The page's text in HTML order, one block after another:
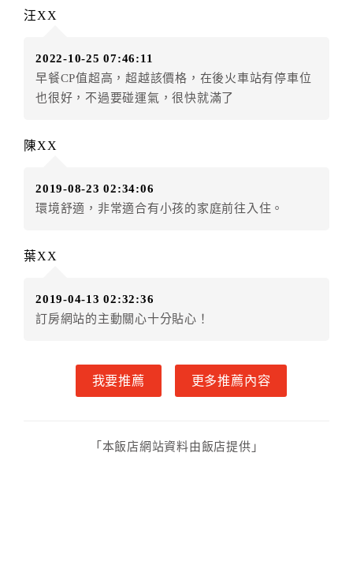
汪XX
2022-10-25 07:46:11
早餐CP值超高，超越該價格，在後火車站有停車位
也很好，不過要碰運氣，很快就滿了
陳XX
2019-08-23 02:34:06
環境舒適，非常適合有小孩的家庭前往入住。
葉XX
2019-04-13 02:32:36
訂房網站的主動關心十分貼心！
我要推薦 更多推薦內容
「本飯店網站資料由飯店提供」